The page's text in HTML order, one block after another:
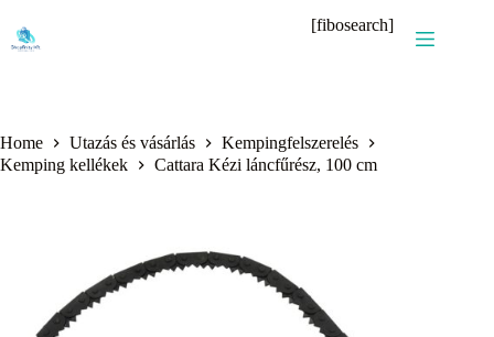
content
[fibosearch]
Home Utazás és vásárlás
Kempingfelszerelés
Kemping kellékek
Cattara Kézi láncfűrész, 100 cm